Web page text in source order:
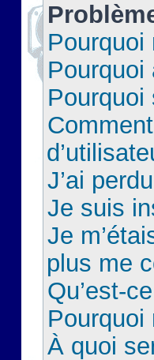
Pourquoi
Pourquoi
Pourquoi
J’ai
Je suis
Je
plus me
Qu’est-
Pourquoi
À quoi